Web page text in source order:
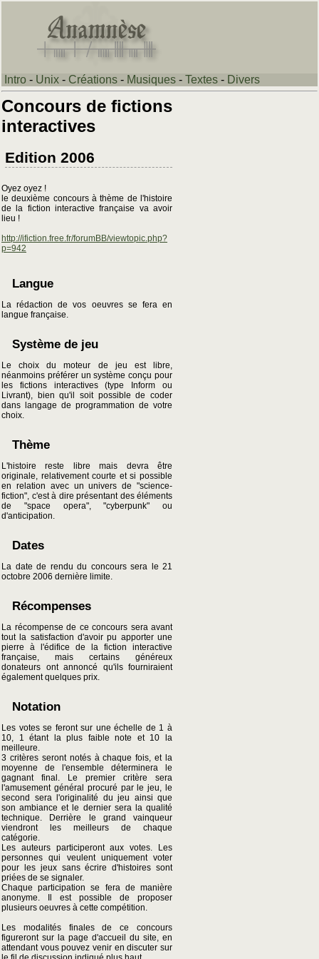
Intro - Unix - Créations - Musiques - Textes - Divers
Concours de fictions
interactives
Edition 2006
Oyez oyez !
le deuxième concours à thème de l'histoire
de la fiction interactive française va avoir
lieu !
http://ifiction.free.fr/forumBB/viewtopic.php?
p=942
Langue
La rédaction de vos oeuvres se fera en
langue française.
Système de jeu
Le choix du moteur de jeu est libre,
néanmoins préférer un système conçu pour
les fictions interactives (type Inform ou
Livrant), bien qu'il soit possible de coder
dans langage de programmation de votre
choix.
Thème
L'histoire reste libre mais devra être
originale, relativement courte et si possible
en relation avec un univers de "science-
fiction", c'est à dire présentant des éléments
de "space opera", "cyberpunk" ou
d'anticipation.
Dates
La date de rendu du concours sera le 21
octobre 2006 dernière limite.
Récompenses
La récompense de ce concours sera avant
tout la satisfaction d'avoir pu apporter une
pierre à l'édifice de la fiction interactive
française, mais certains généreux
donateurs ont annoncé qu'ils fourniraient
également quelques prix.
Notation
Les votes se feront sur une échelle de 1 à
10, 1 étant la plus faible note et 10 la
meilleure.
3 critères seront notés à chaque fois, et la
moyenne de l'ensemble déterminera le
gagnant final. Le premier critère sera
l'amusement général procuré par le jeu, le
second sera l'originalité du jeu ainsi que
son ambiance et le dernier sera la qualité
technique. Derrière le grand vainqueur
viendront les meilleurs de chaque
catégorie.
Les auteurs participeront aux votes. Les
personnes qui veulent uniquement voter
pour les jeux sans écrire d'histoires sont
priées de se signaler.
Chaque participation se fera de manière
anonyme. Il est possible de proposer
plusieurs oeuvres à cette compétition.
Les modalités finales de ce concours
figureront sur la page d'accueil du site, en
attendant vous pouvez venir en discuter sur